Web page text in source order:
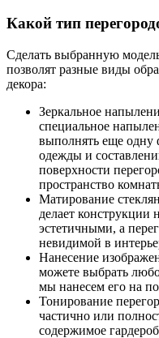
Какой тип
Сделать выбранную
позволят разные виды
декора:
Зеркальное
специальное
выполнять еще
одежды и
поверхности
пространство
Матирование
делает
эстетичными, а
невидимой в
Нанесение
можете выбрать
мы нанесем его на
Тонирование
частично или
содержимое